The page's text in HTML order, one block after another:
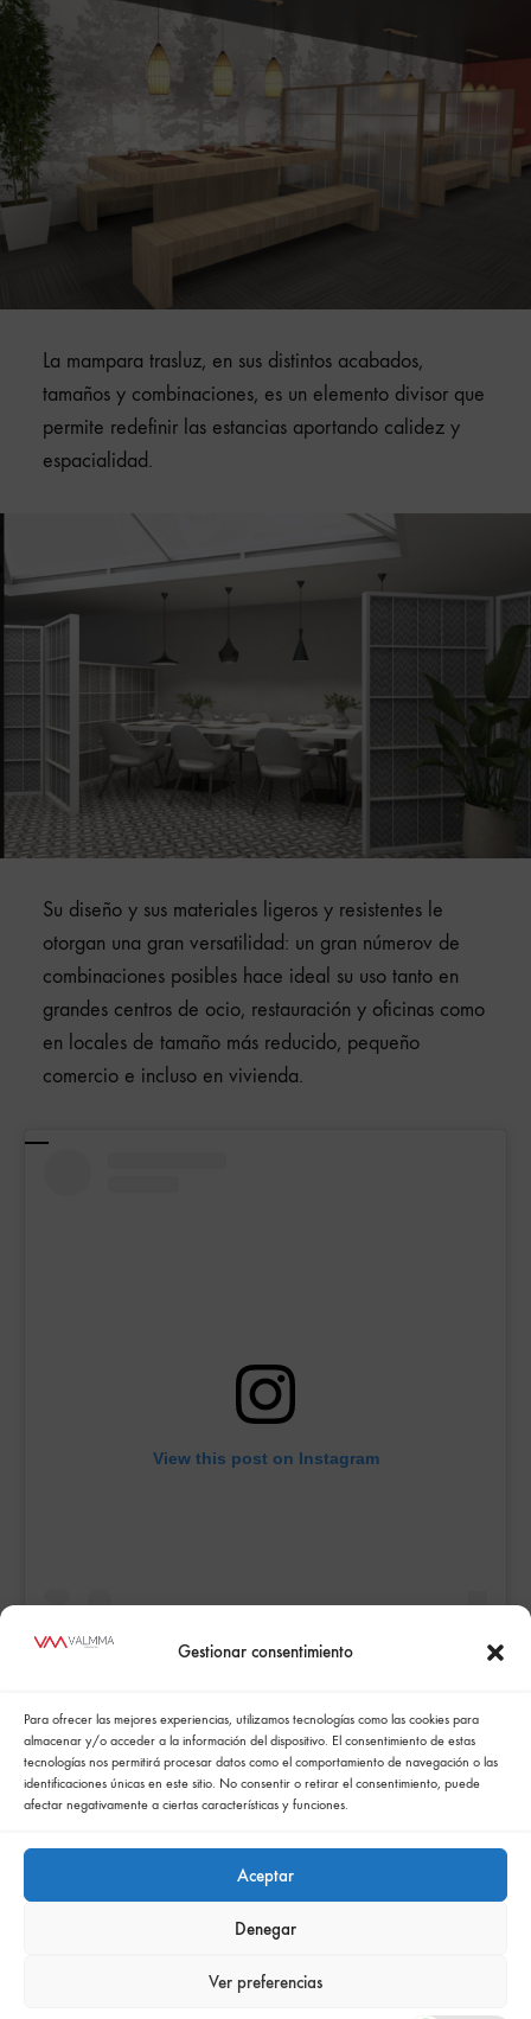
Gestionar consentimiento
Para ofrecer las mejores experiencias, utilizamos tecnologías como las cookies para
almacenar y/o acceder a la información del dispositivo. El consentimiento de estas
tecnologías nos permitirá procesar datos como el comportamiento de navegación o las
identificaciones únicas en este sitio. No consentir o retirar el consentimiento, puede
afectar negativamente a ciertas características y funciones.
Aceptar
Denegar
Ver preferencias
La mampara trasluz, en sus distintos acabados,
tamaños y combinaciones, es un elemento divisor que
permite redefinir las estancias aportando calidez y
espacialidad.
Su diseño y sus materiales ligeros y resistentes le
otorgan una gran versatilidad: un gran númerov de
combinaciones posibles hace ideal su uso tanto en
grandes centros de ocio, restauración y oficinas como
en locales de tamaño más reducido, pequeño
comercio e incluso en vivienda.
View this post on Instagram
A post shared by Valmma Soluciones (@vmvalmma)
Politica de confidencialidad
Comunicación de la política de responsabilidad social empresarial